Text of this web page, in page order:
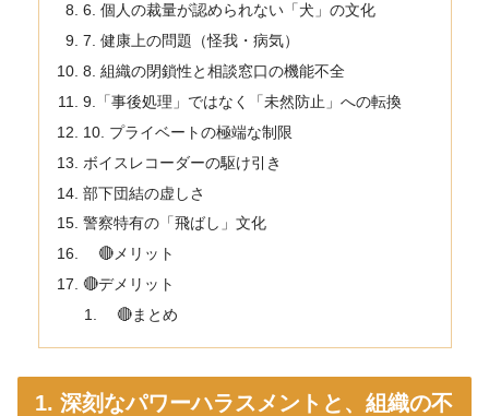
6. 個人の裁量が認められない「犬」の文化
7. 健康上の問題（怪我・病気）
8. 組織の閉鎖性と相談窓口の機能不全
9.「事後処理」ではなく「未然防止」への転換
10. プライベートの極端な制限
ボイスレコーダーの駆け引き
部下団結の虚しさ
警察特有の「飛ばし」文化
🔴メリット
🔴デメリット
🔴まとめ
1. 深刻なパワーハラスメントと、組織の不